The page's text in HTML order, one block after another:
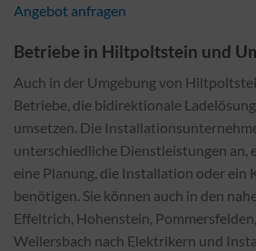
Angebot anfragen
Betriebe in Hiltpoltstein und
Auch in der Umgebung von
Betriebe, die bidirektionale
umsetzen. Die
unterschiedliche Dienstleistungen an,
eine Planung, die Installation oder ein
benötigen. Sie können auch in den
Effeltrich, Hohenstein,
Weilersbach nach Elektrikern und